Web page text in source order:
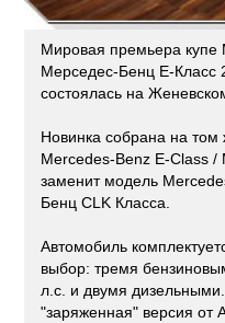
Мировая премьера купе
Мерседес-Бенц Е-Класс
состоялась на
Новинка собрана на том
Mercedes-Benz E-Class
заменит модель
Бенц CLK Класса.
Автомобиль
выбор: тремя
л.с. и двумя
"заряженная" версия от